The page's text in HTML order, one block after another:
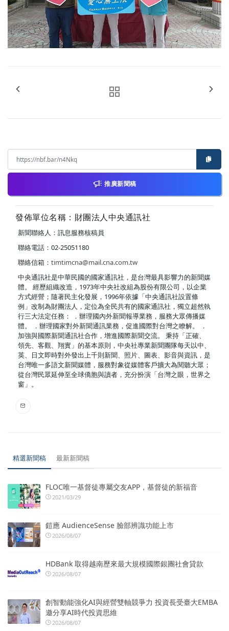
推廣新聞稿
發佈單位名稱：財團法人中央通訊社
新聞聯絡人：訊息服務核稿員
聯絡電話：02-25051180
聯絡信箱： timtimcna@mail.cna.com.tw
中央通訊社是中華民國的國家通訊社，是台灣最具影響力的新聞媒
體。 經歷組織改造，1973年中央社改組為股份有限公司，以企業
方式經營；隨著民主化發展，1996年依據「中央通訊社設置條
例」改制為財團法人，定位為全民共有的國家通訊社，獨立超然執
行三大法定任務： ．辦理國內外新聞報導業務，服務大眾傳播媒
體。 ．辦理國家對外新聞通訊業務，促進國際對台灣之瞭解。 ．
加強與國際新聞通訊社合作，增進國際新聞交流。 秉持「正確、
領先、客觀、翔實」的基本原則，中央社專業新聞團隊每天以中、
英、日文即時對外發出上千則新聞、照片、圖表、影音與資訊，是
台灣唯一多語文新聞媒體，服務對象從媒體客戶擴大為閱聽大眾；
從台灣民眾延伸至全球僑胞與讀者，充分扮演「台灣之眼，世界之
窗」。
精選新聞稿 最新新聞稿
FLOC唯一基督徒專屬交友APP，基督徒的新福音
2021/03/29
鎧應 AudienceSense 臉部辨識功能上市
2026/08/07
HDBank 取得越南歷來最大規模國際銀團社會貸款
2026/08/07
創智動能強化AI與經營雙軸競爭力 投資長受臺大EMBA
邀分享AI時代投資思維
2026/08/07